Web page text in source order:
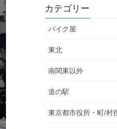
カテゴリー
バイク屋
東北
南関東以外
道の駅
東京都市役所・町/村